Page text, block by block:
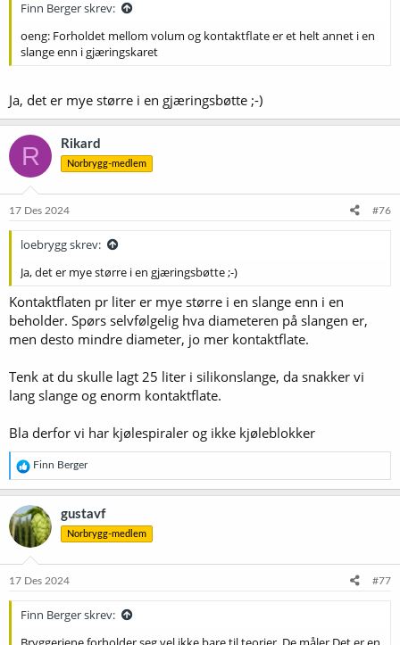
Finn Berger skrev:
oeng: Forholdet mellom volum og kontaktflate er et helt annet i en
slange enn i gjæringskaret
Ja, det er mye større i en gjæringsbøtte ;-)
R Rikard
Norbrygg-medlem
17 Des 2024 #76
loebrygg skrev:
Ja, det er mye større i en gjæringsbøtte ;-)
Kontaktflaten pr liter er mye større i en slange enn i en
beholder. Spørs selvfølgelig hva diameteren på slangen er,
men desto mindre diameter, jo mer kontaktflate.
Tenk at du skulle lagt 25 liter i silikonslange, da snakker vi
lang slange og enorm kontaktflate.
Bla derfor vi har kjølespiraler og ikke kjøleblokker
R
e
a
k
s
j
o
e
Finn Berger
gustavf
Norbrygg-medlem
17 Des 2024 #77
Finn Berger skrev: